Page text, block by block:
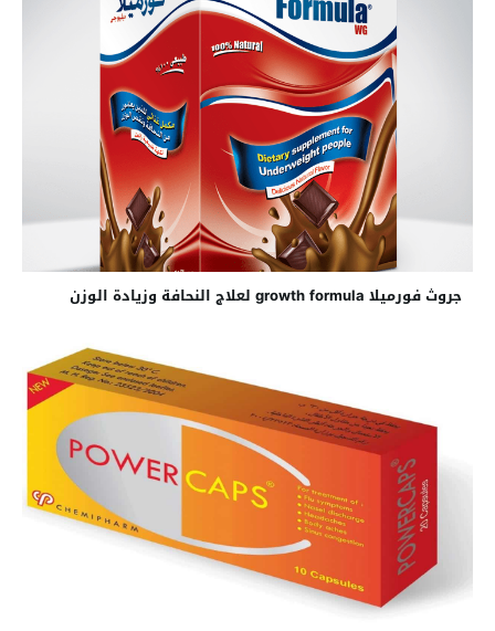
جروث فورميلا growth formula لعلاج النحافة وزيادة الوزن